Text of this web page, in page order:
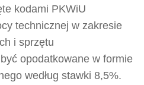
kodami PKWiU
technicznej w zakresie
i sprzętu
opodatkowane w formie
według stawki 8,5%.